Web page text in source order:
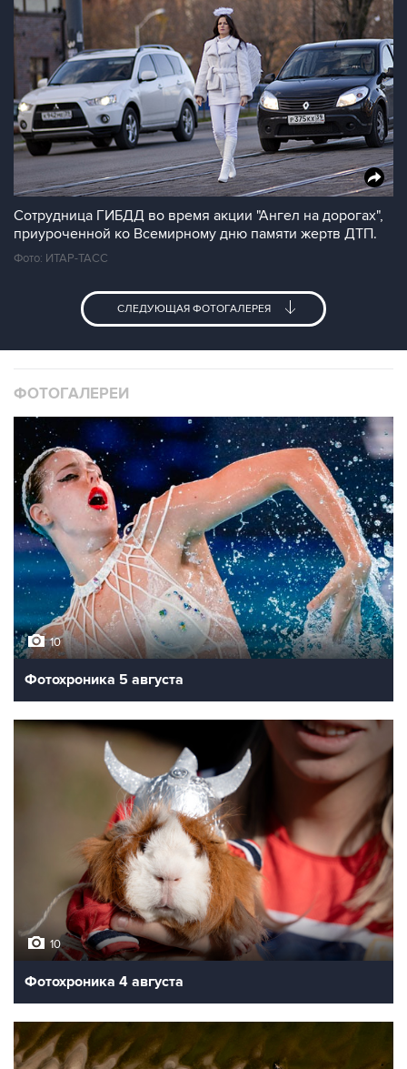
Сотрудница ГИБДД во время акции "Ангел на дорогах",
приуроченной ко Всемирному дню памяти жертв ДТП.
Фото: ИТАР-ТАСС
СЛЕДУЮЩАЯ ФОТОГАЛЕРЕЯ
ФОТОГАЛЕРЕИ
10
Фотохроника 5 августа
10
Фотохроника 4 августа